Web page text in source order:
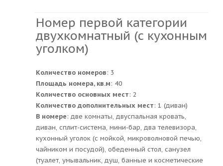
Номер первой категории
двухкомнатный (с кухонным
уголком)
Количество номеров: 3
Площадь номера, кв.м: 40
Количество основных мест: 2
Количество дополнительных мест: 1 (диван)
В номере: две комнаты, двуспальная кровать,
диван, сплит-система, мини-бар, два телевизора,
кухонный уголок (с мойкой, микроволновой печью,
чайником и посудой), обеденный стол, санузел
(туалет, умывальник, душ, банные и косметические